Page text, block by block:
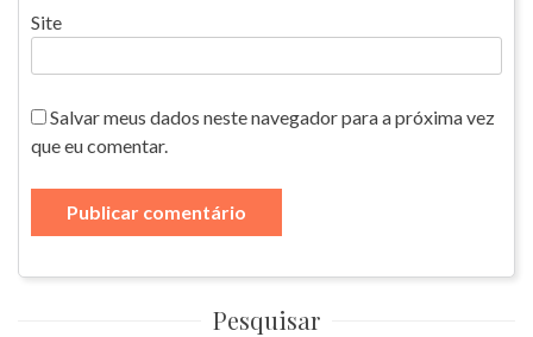
Site
Salvar meus dados neste navegador para a próxima vez
que eu comentar.
Pesquisar